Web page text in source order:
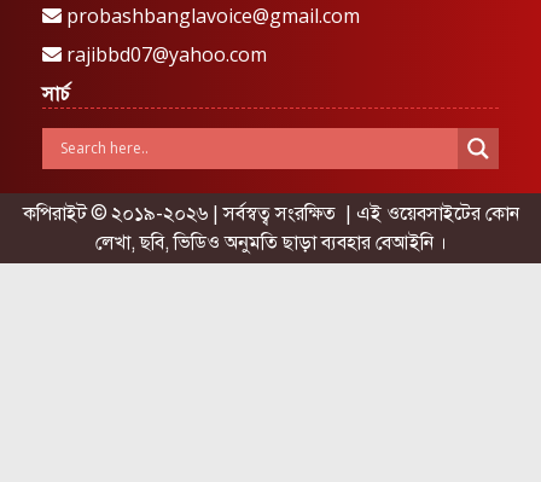
probashbanglavoice@gmail.com
rajibbd07@yahoo.com
সার্চ
কপিরাইট © ২০১৯-২০২৬ | সর্বস্বত্ব সংরক্ষিত | এই ওয়েবসাইটের কোন
লেখা, ছবি, ভিডিও অনুমতি ছাড়া ব্যবহার বেআইনি ।